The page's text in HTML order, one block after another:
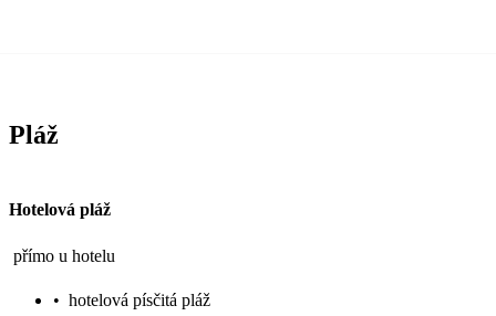
Pláž
Hotelová pláž
přímo u hotelu
• hotelová písčitá pláž